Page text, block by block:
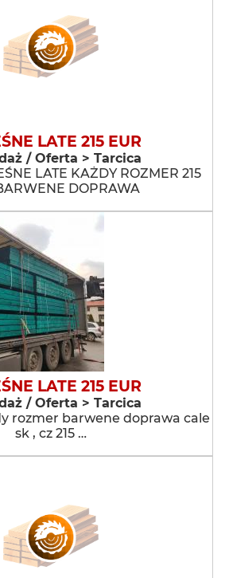
LATE 215 EUR
/ Oferta > Tarcica
LATE KAŻDY ROZMER 215
DOPRAWA
LATE 215 EUR
/ Oferta > Tarcica
rozmer barwene doprawa cale
sk , cz 215 …